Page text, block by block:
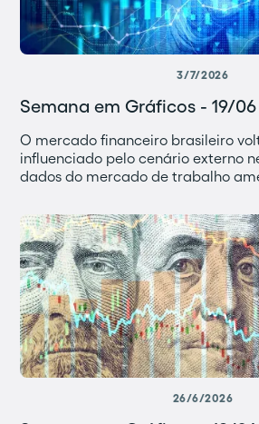
3/7/2026
Semana em Gráficos - 19/
O mercado financeiro brasileiro
influenciado pelo cenário externo
dados do mercado de trabalho
26/6/2026